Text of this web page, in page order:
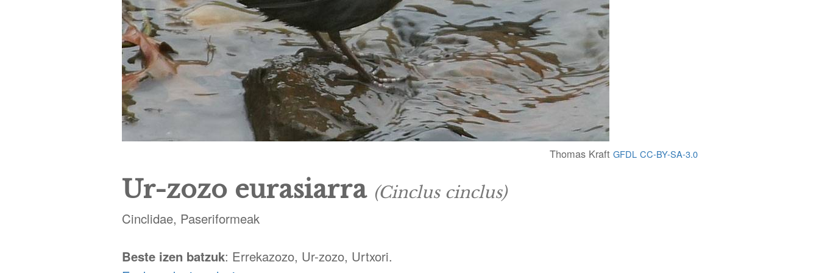
Thomas Kraft GFDL CC-BY-SA-3.0
Ur-zozo eurasiarra (Cinclus cinclus)
Cinclidae, Paseriformeak
Beste izen batzuk: Errekazozo, Ur-zozo, Urtxori.